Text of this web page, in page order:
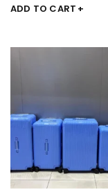
ADD TO CART